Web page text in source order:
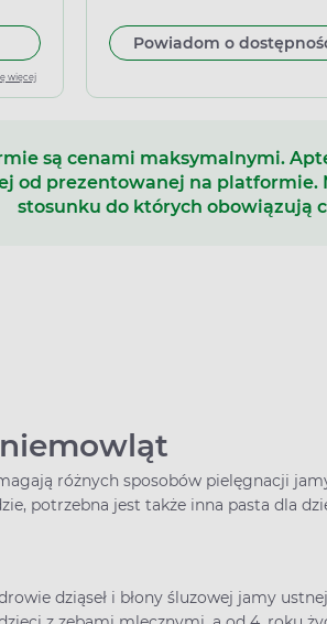
do koszyka Pasta Elgydium Junior
więcej
Powiadom o
są cenami maksymalnymi.
od prezentowanej na
stosunku do których obowiązują
różnych sposobów pielęgnacji
potrzebna jest także inna pasta dla
dziąseł i błony śluzowej jamy